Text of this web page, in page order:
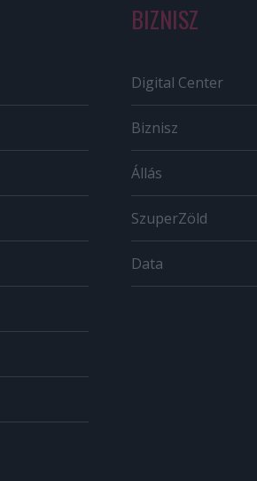
BIZNISZ
Digital Center
Biznisz
Állás
SzuperZöld
Data